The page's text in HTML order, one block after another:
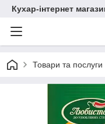
Кухар-інтернет
Товари та послуги